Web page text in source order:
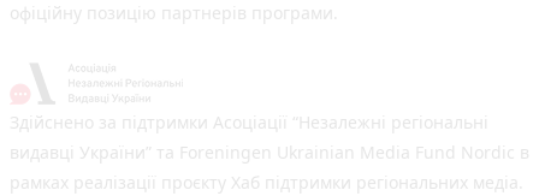
офіційну позицію партнерів програми.
Здійснено за підтримки Асоціації “Незалежні регіональні
видавці України” та Foreningen Ukrainian Media Fund Nordic в
рамках реалізації проєкту Хаб підтримки регіональних медіа.